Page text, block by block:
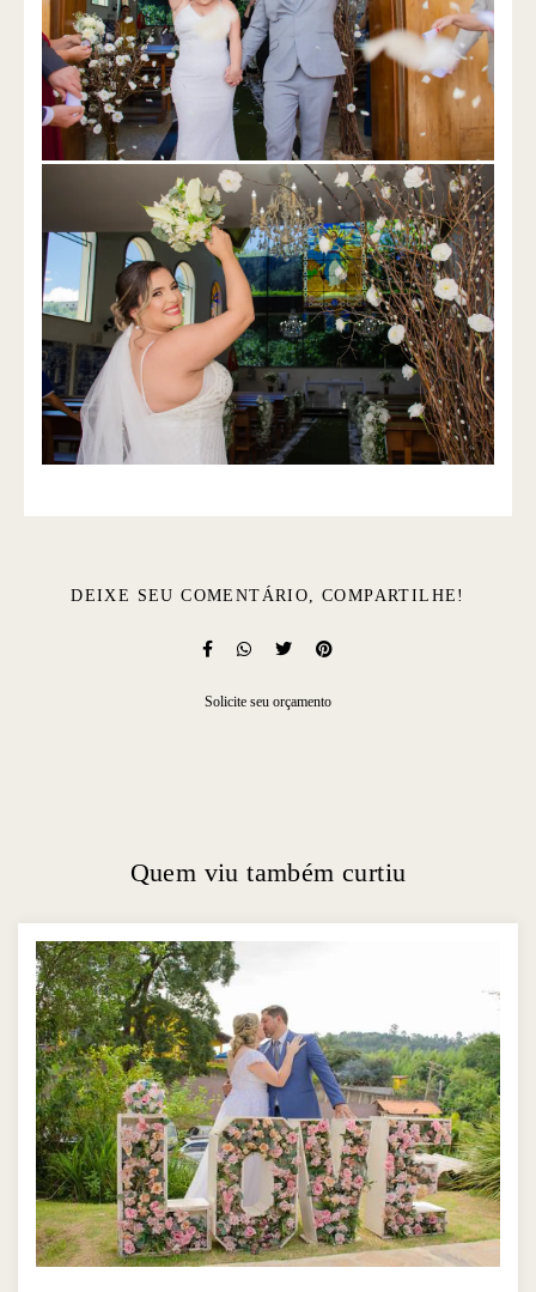
DEIXE SEU COMENTÁRIO, COMPARTILHE!
Solicite seu orçamento
Quem viu também curtiu